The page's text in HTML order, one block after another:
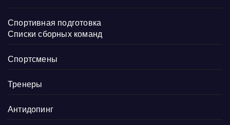
Спортивная подготовка
Списки сборных команд
Спортсмены
Тренеры
Антидопинг